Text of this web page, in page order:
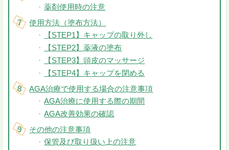
薬剤使用時の注意
使用方法（塗布方法）
【STEP1】キャップの取り外し
【STEP2】薬液の塗布
【STEP3】頭皮のマッサージ
【STEP4】キャップを閉める
AGA治療で使用する場合の注意事項
AGA治療に使用する際の期間
AGA改善効果の確認
その他の注意事項
保管及び取り扱い上の注意